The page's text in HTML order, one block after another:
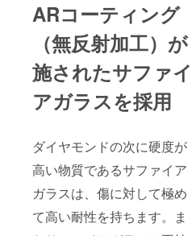
ARコーティング
（無反射加工）が
施されたサファイ
アガラスを採用
ダイヤモンドの次に硬度が
高い物質であるサファイア
ガラスは、傷に対して極め
て高い耐性を持ちます。ま